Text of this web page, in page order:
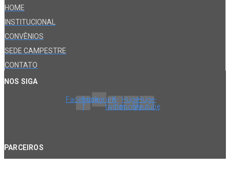
HOME
INSTITUCIONAL
CONVÊNIOS
SEDE CAMPESTRE
CONTATO
NOS SIGA
Facebook-
f
InstagramX-
twitter
Huge-
spotify
Huge-
youtube
PARCEIROS